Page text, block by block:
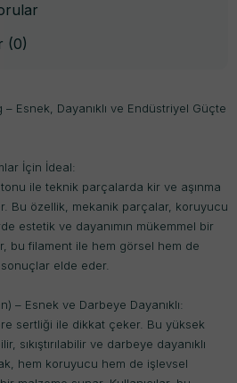
(0)
– Esnek, Dayanıklı ve Endüstriyel Güçte
İçin İdeal:
ile teknik parçalarda kir ve aşınma
Bu özellik, mekanik parçalar, koruyucu
estetik ve dayanımın mükemmel bir
bu filament ile hem görsel hem de
elde eder.
– Esnek ve Darbeye Dayanıklı:
sertliği ile dikkat çeker. Bu yüksek
sıkıştırılabilir ve darbeye dayanıklı
hem koruyucu hem de işlevsel